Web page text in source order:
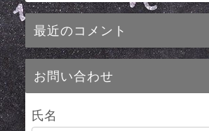
最近のコメント
お問い合わせ
氏名